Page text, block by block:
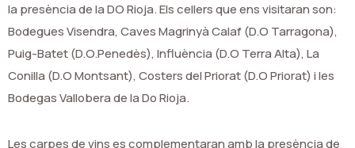
la presència de la DO Rioja. Els cellers que ens visitaran son:
Bodegues Visendra, Caves Magrinyà Calaf (D.O Tarragona),
Puig-Batet (D.O.Penedès), Influència (D.O Terra Alta), La
Conilla (D.O Montsant), Costers del Priorat (D.O Priorat) i les
Bodegas Vallobera de la Do Rioja.
Les carpes de vins es complementaran amb la presència de